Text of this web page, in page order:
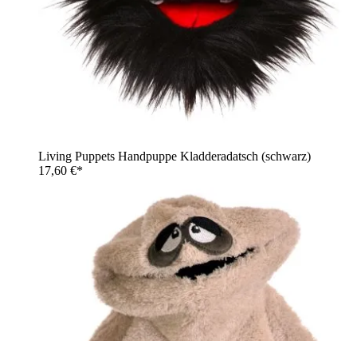
Living Puppets Handpuppe Kladderadatsch (schwarz)
17,60 €*